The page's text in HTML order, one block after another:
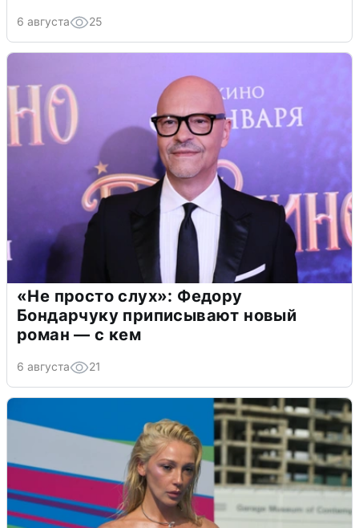
6 августа 25
«Не просто слух»: Федору
Бондарчуку приписывают новый
роман — с кем
6 августа 21